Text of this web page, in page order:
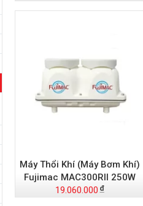
Máy Thổi Khí (Máy Bơm Khí)
Fujimac MAC300RII 250W
19.060.000